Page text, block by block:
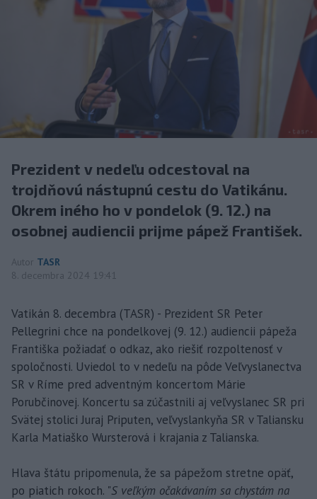
Prezident v nedeľu odcestoval na
trojdňovú nástupnú cestu do Vatikánu.
Okrem iného ho v pondelok (9. 12.) na
osobnej audiencii prijme pápež František.
Autor TASR
8. decembra 2024 19:41
Vatikán 8. decembra (TASR) - Prezident SR Peter
Pellegrini chce na pondelkovej (9. 12.) audiencii pápeža
Františka požiadať o odkaz, ako riešiť rozpoltenosť v
spoločnosti. Uviedol to v nedeľu na pôde Veľvyslanectva
SR v Ríme pred adventným koncertom Márie
Porubčinovej. Koncertu sa zúčastnili aj veľvyslanec SR pri
Svätej stolici Juraj Priputen, veľvyslankyňa SR v Taliansku
Karla Matiaško Wursterová i krajania z Talianska.
Hlava štátu pripomenula, že sa pápežom stretne opäť,
po piatich rokoch. "S veľkým očakávaním sa chystám na